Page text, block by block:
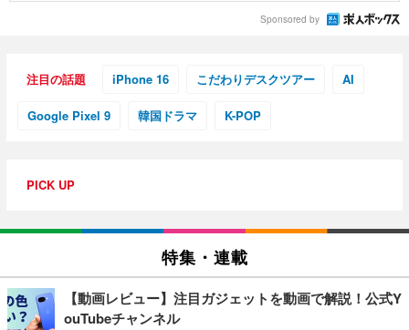
Sponsored by
注目の話題 iPhone 16 こだわりデスクツアー AI
Google Pixel 9 韓国ドラマ K-POP
PICK UP
特集・連載
【動画レビュー】注目ガジェットを動画で解説！公式Y
ouTubeチャンネル